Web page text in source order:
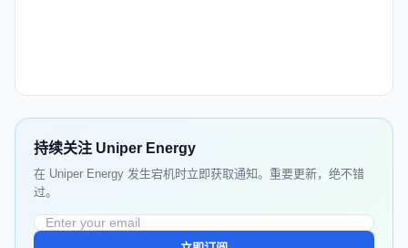
持续关注 Uniper Energy
在 Uniper Energy 发生宕机时立即获取通知。重要更新，绝不错
过。